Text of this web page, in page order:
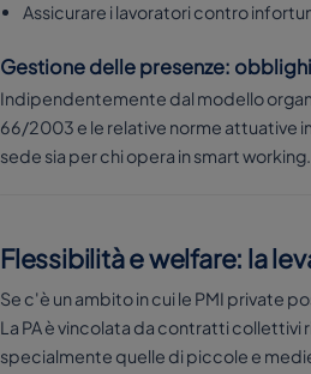
Assicurare i lavoratori contro
Gestione delle presenze:
Indipendentemente dal modello
66/2003 e le relative norme attuative
sede sia per chi opera in smart working.
Flessibilità e welfare: la
Se c'è un ambito in cui le PMI private
La PA è vincolata da contratti
specialmente quelle di piccole e